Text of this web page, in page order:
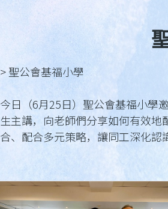
> 聖公會基福小學
今日（6月25日）聖公會基福小學
生主講，向老師們分享如何有效
合、配合多元策略，讓同工深化認